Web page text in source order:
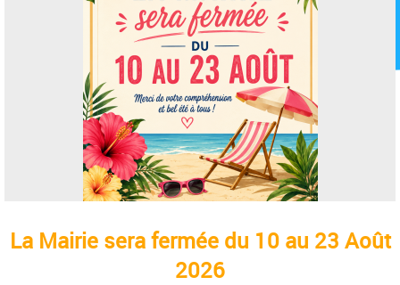
La Mairie sera fermée du 10 au 23 Août
2026